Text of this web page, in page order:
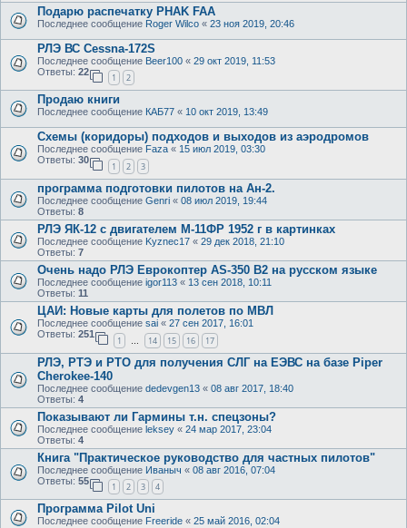
Подарю распечатку PHAK FAA
Последнее сообщение Roger Wilco « 23 ноя 2019, 20:46
РЛЭ ВС Cessna-172S
Последнее сообщение Beer100 « 29 окт 2019, 11:53
Ответы: 22
1 2
Продаю книги
Последнее сообщение КАБ77 « 10 окт 2019, 13:49
Схемы (коридоры) подходов и выходов из аэродромов
Последнее сообщение Faza « 15 июл 2019, 03:30
Ответы: 30
1 2 3
программа подготовки пилотов на Ан-2.
Последнее сообщение Genri « 08 июл 2019, 19:44
Ответы: 8
РЛЭ ЯК-12 с двигателем М-11ФР 1952 г в картинках
Последнее сообщение Kyznec17 « 29 дек 2018, 21:10
Ответы: 7
Очень надо РЛЭ Еврокоптер AS-350 B2 на русском языке
Последнее сообщение igor113 « 13 сен 2018, 10:11
Ответы: 11
ЦАИ: Новые карты для полетов по МВЛ
Последнее сообщение sai « 27 сен 2017, 16:01
Ответы: 251
1 … 14 15 16 17
РЛЭ, РТЭ и РТО для получения СЛГ на ЕЭВС на базе Piper
Cherokee-140
Последнее сообщение dedevgen13 « 08 авг 2017, 18:40
Ответы: 4
Показывают ли Гармины т.н. спецзоны?
Последнее сообщение leksey « 24 мар 2017, 23:04
Ответы: 4
Книга "Практическое руководство для частных пилотов"
Последнее сообщение Иваныч « 08 авг 2016, 07:04
Ответы: 55
1 2 3 4
Программа Pilot Uni
Последнее сообщение Freeride « 25 май 2016, 02:04